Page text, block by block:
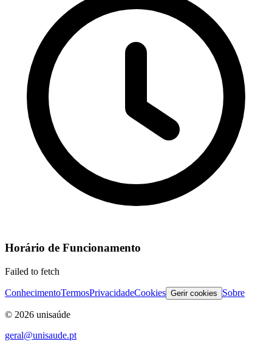
Horário de Funcionamento
Failed to fetch
ConhecimentoTermosPrivacidadeCookies Gerir cookies Sobre
© 2026 unisaúde
geral@unisaude.pt